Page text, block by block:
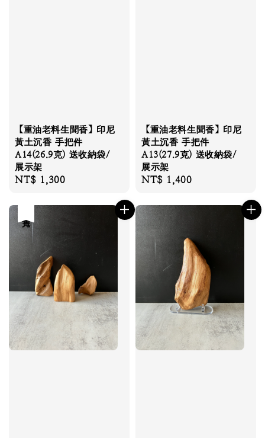
【重油老料生聞香】印尼
黃土沉香 手把件
A14(26.9克) 送收納袋/
展示架
Regular
NT$ 1,300
【重油老料生聞香】印尼
黃土沉香 手把件
A13(27.9克) 送收納袋/
展示架
Regular
NT$ 1,400